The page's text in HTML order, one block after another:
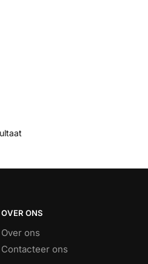
OVER ONS
Over ons
Contacteer ons